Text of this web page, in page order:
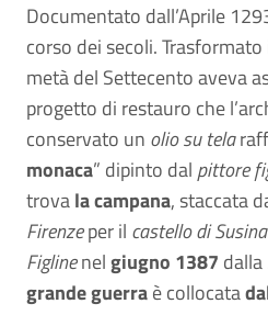
Documentato dall’Aprile
corso dei secoli.
metà del Settecento aveva
progetto di restauro che
conservato un olio su tela
monaca” dipinto dal pittore
trovala campana, staccata
Firenzeper il castello di
Figlinenelgiugno 1387 dalla
grande guerraè collocata